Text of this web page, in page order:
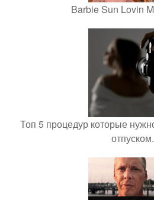
Barbie Sun Lovin
Топ 5 процедур которые
отпуском.